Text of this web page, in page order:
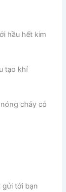
hầu hết kim
tạo khí
chảy có
gửi tới bạn